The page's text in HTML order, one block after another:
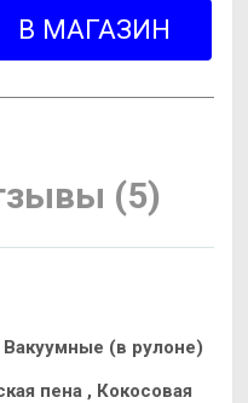
(5)
Вакуумные (в рулоне)
пена , Кокосовая